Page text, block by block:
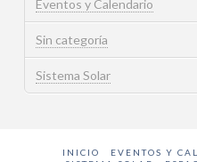
Eventos y Calendario
Sin categoría
Sistema Solar
INICIO EVENTOS Y